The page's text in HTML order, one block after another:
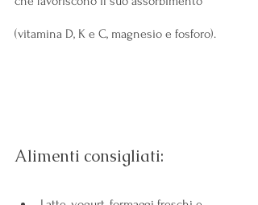
(vitamina D, K e C, magnesio e fosforo).
Alimenti consigliati: